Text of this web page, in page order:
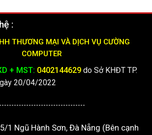
:
THƯƠNG MẠI VÀ DỊCH VỤ CƯỜNG
COMPUTER
+ MST: 0402144629do Sở KHĐT TP.
20/04/2022
-----------------------------------
1 Ngũ Hành Sơn, Đà Nẵng (Bên cạnh